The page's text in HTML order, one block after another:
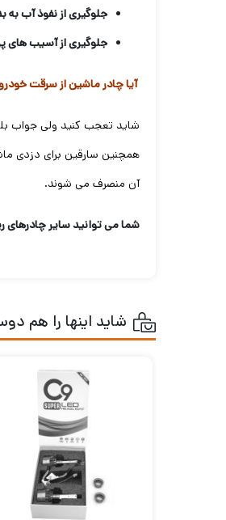
جلوگیری از نفوذ آب به
جلوگیری از آسیب های
آیا چادر ماشین از سرقت
شاید تعجب کنید ولی جواب
همچنین سارقین برای دزدی
آن منصرف می شوند.
شما می توانید سایر چادرهای
شاید اینها را هم